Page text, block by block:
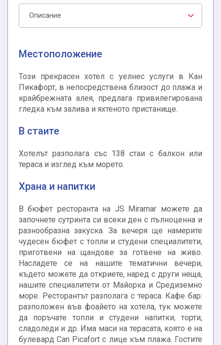
Описание
Местоположение
Този прекрасен хотел с уелнес услуги в Кан
Пикафорт, в непосредствена близост до плажа и
крайбрежната алея, предлага привилегирована
гледка към залива и яхтеното пристанище.
В стаите
Хотелът разполага със 138 стаи с балкон или
тераса и изглед към морето.
Храна и напитки
В бюфет ресторанта на JS Miramar можете да
започнете сутринта си всеки ден с пълноценна и
разнообразна закуска. За вечеря ще намерите
чудесен бюфет с топли и студени специалитети,
приготвени на щандове за готвене на живо.
Насладете се на нашите тематични вечери,
където можете да откриете, наред с други неща,
нашите специалитети от Майорка и Средиземно
море. Ресторантът разполага с тераса. Кафе бар:
разположен във фоайето на хотела, тук можете
да поръчате топли и студени напитки, торти,
сладоледи и др. Има маси на терасата, която е на
булевард Can Picafort с лице към плажа. Гостите